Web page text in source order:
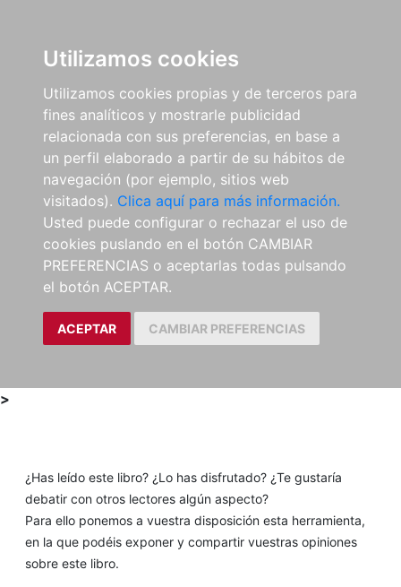
Utilizamos cookies
Utilizamos cookies propias y de terceros para
fines analíticos y mostrarle publicidad
relacionada con sus preferencias, en base a
un perfil elaborado a partir de su hábitos de
navegación (por ejemplo, sitios web
visitados). Clica aquí para más información.
Usted puede configurar o rechazar el uso de
cookies puslando en el botón CAMBIAR
PREFERENCIAS o aceptarlas todas pulsando
el botón ACEPTAR.
ACEPTAR CAMBIAR PREFERENCIAS
>
¿Has leído este libro? ¿Lo has disfrutado? ¿Te gustaría
debatir con otros lectores algún aspecto?
Para ello ponemos a vuestra disposición esta herramienta,
en la que podéis exponer y compartir vuestras opiniones
sobre este libro.